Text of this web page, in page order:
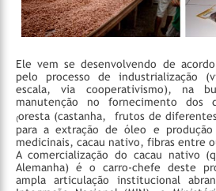
Ele vem se desenvolvendo de
pelo processo de industrialização
escala, via cooperativismo), na
manutenção no fornecimento dos
₍oresta (castanha, frutos de
para a extração de óleo e
medicinais, cacau nativo, fibras entre
A comercialização do cacau nativo
Alemanha) é o carro-chefe deste
ampla articulação institucional